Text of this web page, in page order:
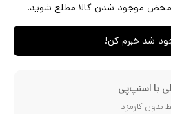
موجود شدن کالا مطلع شوید.
شد خبرم کن!
با اسنپ‌پی
بدون کارمزد